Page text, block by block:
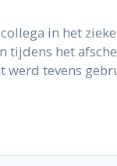
in het
tijdens het
werd tevens